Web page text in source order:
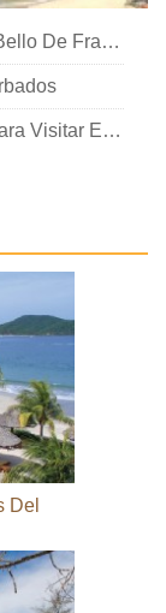
Saint-Cirq-Lapopie:¿El Pueblo Más Bello De Francia?
16 De Los Lugares Más Hermosos Para Visitar En Antigua
Del